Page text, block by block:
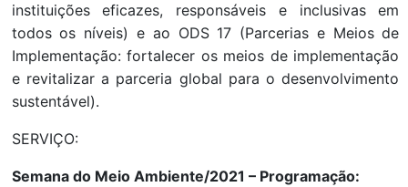
instituições eficazes, responsáveis e inclusivas em
todos os níveis) e ao ODS 17 (Parcerias e Meios de
Implementação: fortalecer os meios de implementação
e revitalizar a parceria global para o desenvolvimento
sustentável).
SERVIÇO:
Semana do Meio Ambiente/2021 – Programação: